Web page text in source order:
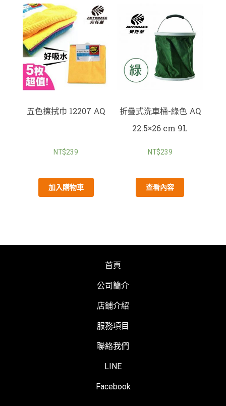
五色擦拭巾 12207 AQ
NT$239
加入購物車
折疊式洗車桶-綠色 AQ
22.5×26 cm 9L
NT$239
查看內容
首頁
公司簡介
店鋪介紹
服務項目
聯絡我們
LINE
Facebook